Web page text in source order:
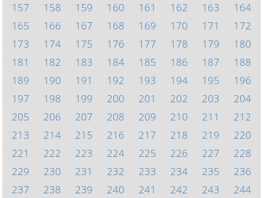
157
158 159 160 161 162 163
164
165
166 167 168 169 170 171
172
173
174 175 176 177 178 179
180
181
182 183 184 185 186 187
188
189
190 191 192 193 194 195
196
197
198 199 200 201 202 203
204
205
206 207 208 209 210 211
212
213
214 215 216 217 218 219
220
221
222 223 224 225 226 227
228
229
230 231 232 233 234 235
236
237
238 239 240 241 242 243
244